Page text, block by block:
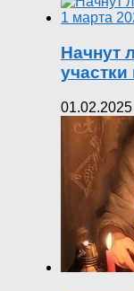
Начнут
участки